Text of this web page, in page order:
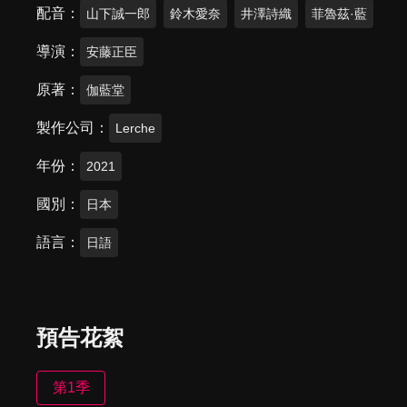
配音 山下誠一郎 鈴木愛奈 井澤詩織 菲魯茲·藍
導演 安藤正臣
原著 伽藍堂
製作公司 Lerche
年份 2021
國別 日本
語言 日語
預告花絮
第1季